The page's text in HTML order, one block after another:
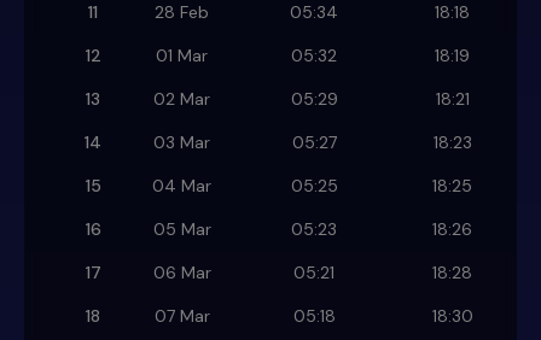
11
28 Feb 05:34
18:18
12
01 Mar 05:32
18:19
13
02 Mar 05:29
18:21
14
03 Mar 05:27
18:23
15
04 Mar 05:25
18:25
16
05 Mar 05:23
18:26
17
06 Mar 05:21
18:28
18
07 Mar 05:18
18:30